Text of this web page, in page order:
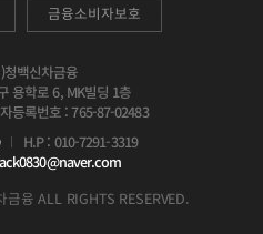
금융소비자보호
청백신차금융
용학로 6, MK빌딩 1층
등록번호 : 765-87-02483
H.P : 010-7291-3319
금융 ALL RIGHTS RESERVED.